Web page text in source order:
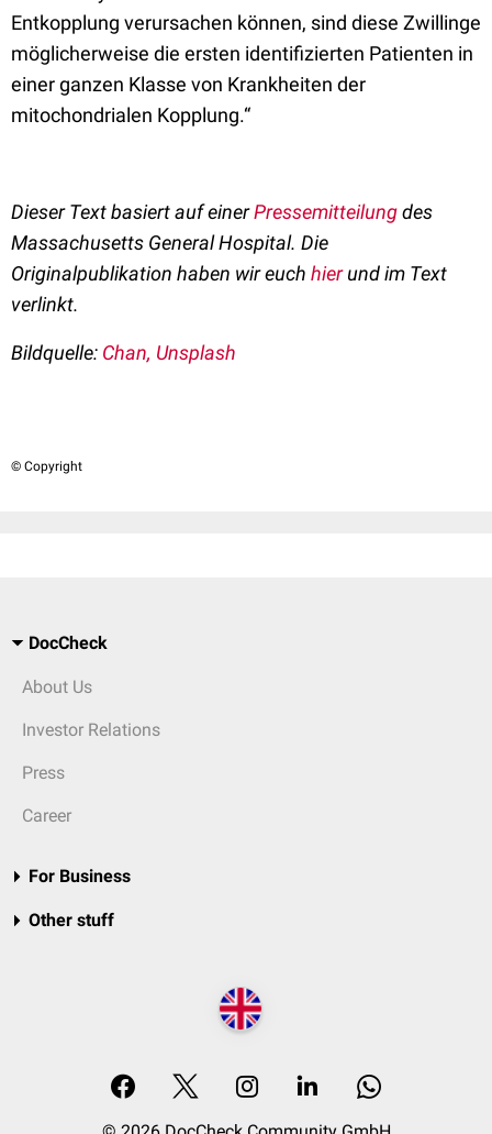
Entkopplung verursachen können, sind diese Zwillinge
möglicherweise die ersten identifizierten Patienten in
einer ganzen Klasse von Krankheiten der
mitochondrialen Kopplung.“
Dieser Text basiert auf einerPressemitteilungdes
Massachusetts General Hospital. Die
Originalpublikation haben wir euch hierund im Text
verlinkt.
Bildquelle: Chan, Unsplash
© Copyright
DocCheck
About Us
Investor Relations
Press
Career
For Business
Other stuff